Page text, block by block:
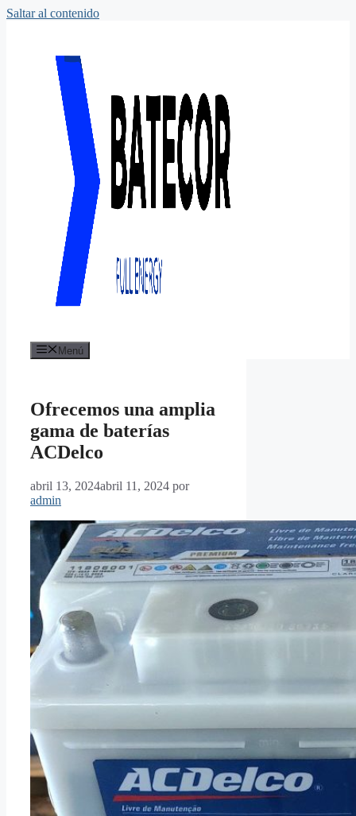
Saltar al contenido
Menú
Ofrecemos una amplia
gama de baterías
ACDelco
abril 13, 2024abril 11, 2024 por
admin